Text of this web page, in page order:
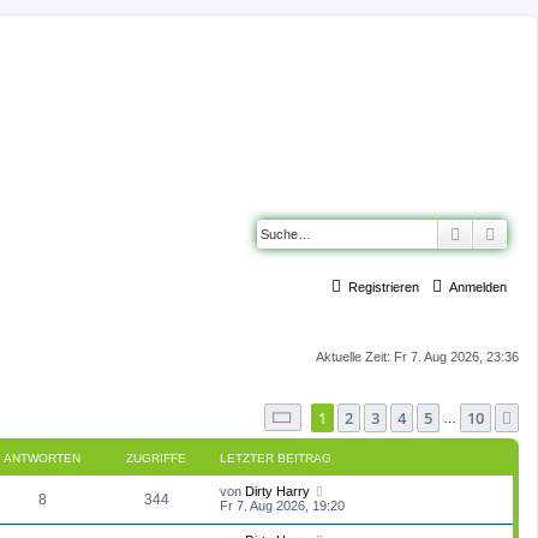
Suche
Anmelden
Registrieren
Aktuelle Zeit: Fr 7. Aug 2026, 23:36
Seite von10
1 2 3 4 5 10
ANTWORTEN ZUGRIFFE LETZTER BEITRAG
8A
n
344Z
u
L
e
von Dirty Harry
Fr 7. Aug 2026, 19:20